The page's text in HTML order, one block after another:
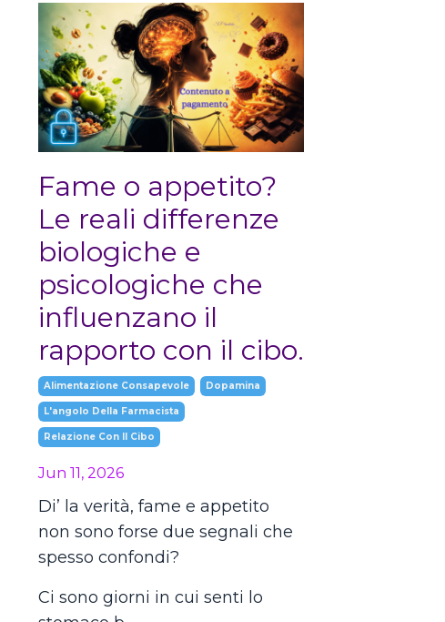
Fame o appetito?
Le reali differenze
biologiche e
psicologiche che
influenzano il
rapporto con il cibo.
Alimentazione Consapevole Dopamina
L'angolo Della Farmacista
Relazione Con Il Cibo
Jun 11, 2026
Di’ la verità, fame e appetito
non sono forse due segnali che
spesso confondi?
Ci sono giorni in cui senti lo